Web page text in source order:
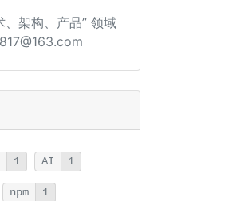
、架构、产品” 领域
1 AI 1
npm 1